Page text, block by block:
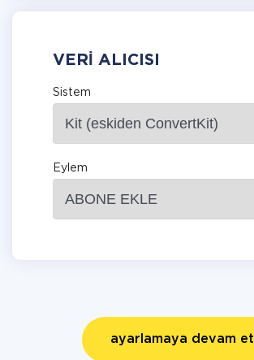
VERI ALICISI
Sistem
Eylem
ayarlamaya devam et